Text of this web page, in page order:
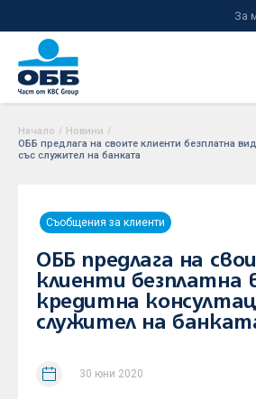
За
Начало / Новини /
ОББ предлага на своите клиенти безплатна
със служител на банката
Съобщения за клиенти
ОББ предлага на
клиенти безплатна
кредитна
служител на
30 юни 2020